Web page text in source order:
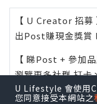
【 U Creator 招募
出Post賺現金獎賞 l
【 睇Post + 參加品
瀏覽更多社群打卡
攻略及活動情報
U Lifestyle 會使用
您同意接受本網站之